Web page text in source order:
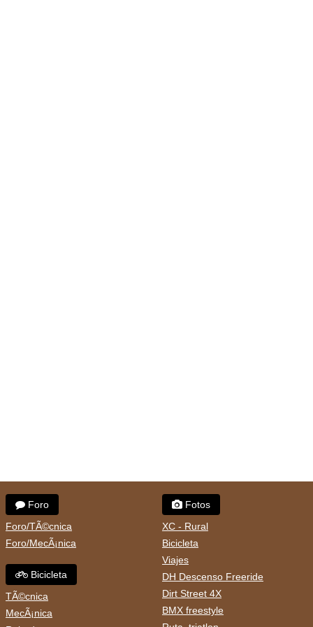
Foro
Foro/TÃ©cnica
Foro/MecÃ¡nica
Bicicleta
TÃ©cnica
MecÃ¡nica
Fotos
XC - Rural
Bicicleta
Viajes
DH Descenso Freeride
Dirt Street 4X
BMX freestyle